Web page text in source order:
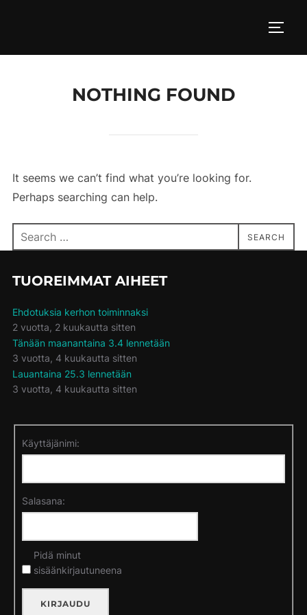
NOTHING FOUND
It seems we can’t find what you’re looking for.
Perhaps searching can help.
Search
for:
SEARCH
TUOREIMMAT AIHEET
Ehdotuksia kerhon toiminnaksi
2 vuotta, 2 kuukautta sitten
Tänään maanantaina 3.4 lennetään
3 vuotta, 4 kuukautta sitten
Lauantaina 25.3 lennetään
3 vuotta, 4 kuukautta sitten
Käyttäjänimi:
Salasana:
Pidä minut
sisäänkirjautuneena
KIRJAUDU